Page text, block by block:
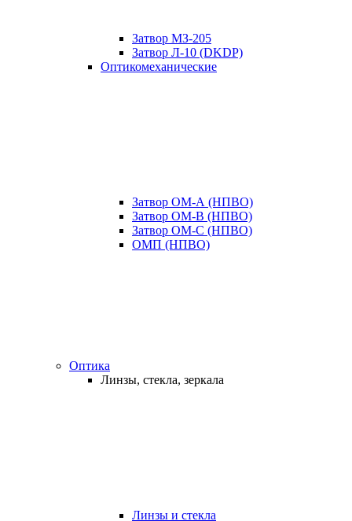
Затвор МЗ-205
Затвор Л-10 (DKDP)
Оптикомеханические
Затвор ОМ-А (НПВО)
Затвор ОМ-В (НПВО)
Затвор ОМ-С (НПВО)
ОМП (НПВО)
Оптика
Линзы, стекла, зеркала
Линзы и стекла